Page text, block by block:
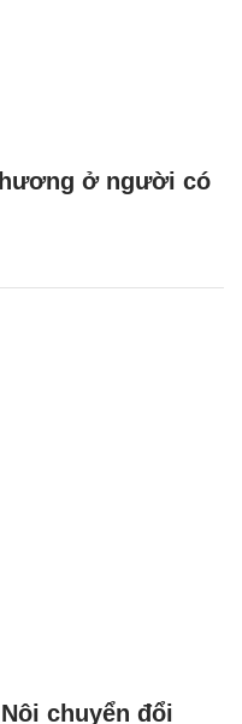
ở người có
chuyển đổi